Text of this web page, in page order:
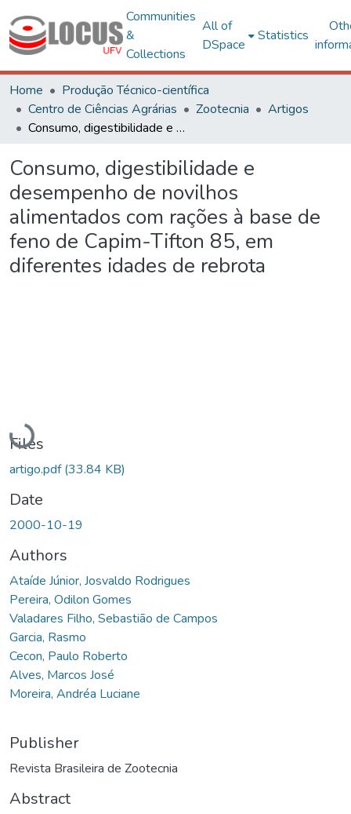
Communities
&
Collections
All of
DSpace
Statistics
Home
Produção Técnico-científica
Centro de Ciências Agrárias
Zootecnia
Artigos
Consumo, digestibilidade e desempenho de novilhos alimentados com rações à base de feno de Capim-Tifton 85, em diferentes idades de rebrota
Consumo, digestibilidade e
desempenho de novilhos
alimentados com rações à base de
feno de Capim-Tifton 85, em
diferentes idades de rebrota
Loading...
Files
artigo.pdf(33.84 KB)
Date
2000-10-19
Authors
Ataíde Júnior, Josvaldo Rodrigues
Pereira, Odilon Gomes
Valadares Filho, Sebastião de Campos
Garcia, Rasmo
Cecon, Paulo Roberto
Alves, Marcos José
Moreira, Andréa Luciane
Publisher
Revista Brasileira de Zootecnia
Abstract